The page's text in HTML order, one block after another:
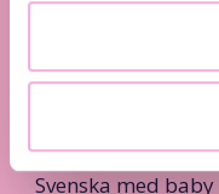
Svenska med